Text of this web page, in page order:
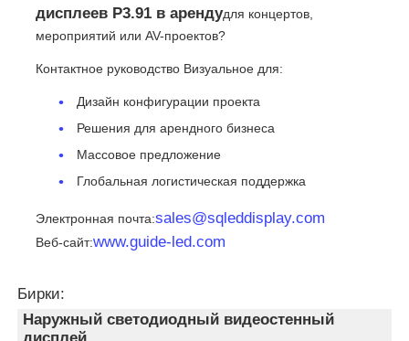
дисплеев P3.91 в арендудля концертов,
мероприятий или AV-проектов?
Контактное руководство Визуальное для:
Дизайн конфигурации проекта
Решения для арендного бизнеса
Массовое предложение
Глобальная логистическая поддержка
Электронная почта:sales@sqleddisplay.com
Веб-сайт:www.guide-led.com
Бирки:
Наружный светодиодный видеостенный